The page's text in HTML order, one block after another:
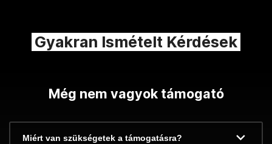
Gyakran Ismételt Kérdések
Még nem vagyok támogató
Miért van szükségetek a támogatásra?